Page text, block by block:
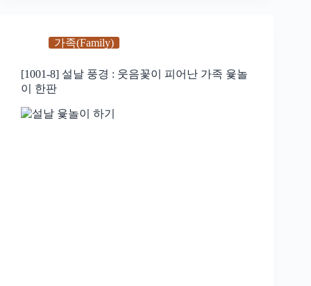
가족(Family)
[1001-8] 설날 풍경 : 웃음꽃이 피어난 가족 윷놀
이 한판